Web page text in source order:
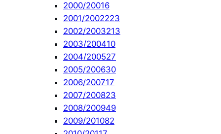
2000/20016
2001/2002223
2002/2003213
2003/200410
2004/200527
2005/200630
2006/200717
2007/200823
2008/200949
2009/201082